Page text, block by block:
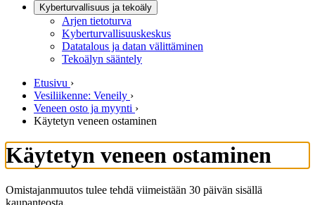
Kyberturvallisuus ja tekoäly
Arjen tietoturva
Kyberturvallisuuskeskus
Datatalous ja datan välittäminen
Tekoälyn sääntely
Etusivu ›
Vesiliikenne: Veneily ›
Veneen osto ja myynti ›
Käytetyn veneen ostaminen
Käytetyn veneen ostaminen
Omistajanmuutos tulee tehdä viimeistään 30 päivän sisällä
kaupanteosta.